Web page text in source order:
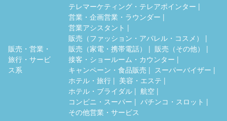
販売・営業・
旅行・サービ
ス系
テレマーケティング・テレアポインター
営業・企画営業・ラウンダー
営業アシスタント
販売（ファッション・アパレル・コスメ）
販売（家電・携帯電話）
販売（その他）
接客・ショールーム・カウンター
キャンペーン・食品販売
スーパーバイザー
ホテル・旅行
美容・エステ
ホテル・ブライダル
航空
コンビニ・スーパー
パチンコ・スロット
その他営業・サービス